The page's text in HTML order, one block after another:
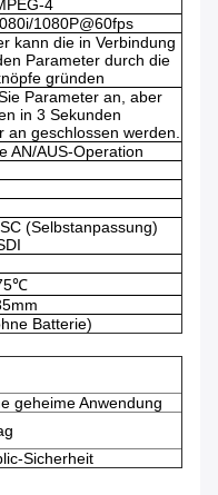
4
1080P@60fps
kann die in Verbindung
Parameter durch die
gründen
Parameter an, aber
in 3 Sekunden
an geschlossen werden.
AN/AUS-Operation
(Selbstanpassung)
Batterie)
geheime Anwendung
Sicherheit